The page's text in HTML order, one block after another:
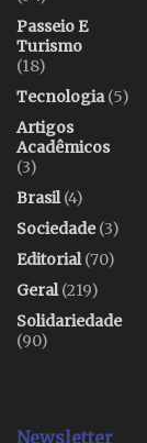
Passeio E
Turismo
(18)
Tecnologia(5)
Artigos
Acadêmicos
(3)
Brasil(4)
Sociedade(3)
Editorial(70)
Geral(219)
Solidariedade
(90)
Newsletter